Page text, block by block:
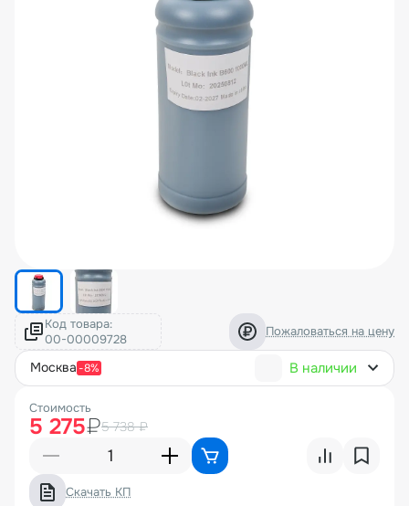
Код товара: Пожаловаться на цену
москва -8% В наличии
Стоимость
5 275₽5 738 ₽
Скачать КП